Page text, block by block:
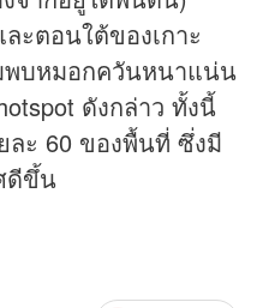
ะตอนใต้ของเกาะ
พบหมอกควันหนาแน่น
ดังกล่าว ทั้งนี้
ละ 60 ของพื้นที่ ซึ่งมี
ดีขึ้น